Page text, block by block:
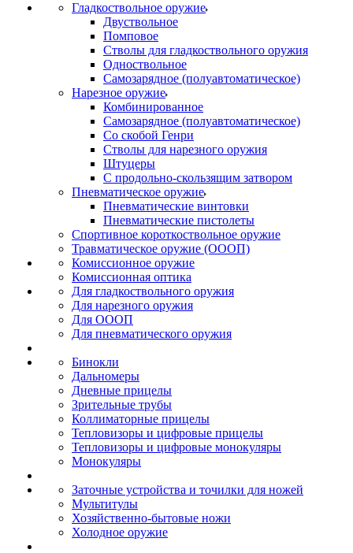
Гладкоствольное оружие
Двуствольное
Помповое
Стволы для гладкоствольного оружия
Одноствольное
Самозарядное (полуавтоматическое)
Нарезное оружие
Комбинированное
Самозарядное (полуавтоматическое)
Со скобой Генри
Стволы для нарезного оружия
Штуцеры
С продольно-скользящим затвором
Пневматическое оружие
Пневматические винтовки
Пневматические пистолеты
Спортивное короткоствольное оружие
Травматическое оружие (ОООП)
Комиссионное оружие
Комиссионная оптика
Для гладкоствольного оружия
Для нарезного оружия
Для ОООП
Для пневматического оружия
Бинокли
Дальномеры
Дневные прицелы
Зрительные трубы
Коллиматорные прицелы
Тепловизоры и цифровые прицелы
Тепловизоры и цифровые монокуляры
Монокуляры
Заточные устройства и точилки для ножей
Мультитулы
Хозяйственно-бытовые ножи
Холодное оружие